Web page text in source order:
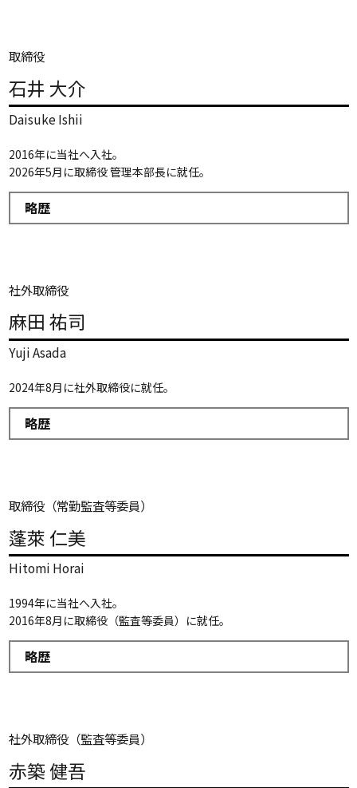
取締役
石井 大介
Daisuke Ishii
2016年に当社へ入社。
2026年5月に取締役 管理本部長に就任。
略歴
社外取締役
麻田 祐司
Yuji Asada
2024年8月に社外取締役に就任。
略歴
取締役（常勤監査等委員）
蓬萊 仁美
Hitomi Horai
1994年に当社へ入社。
2016年8月に取締役（監査等委員）に就任。
略歴
社外取締役（監査等委員）
赤築 健吾